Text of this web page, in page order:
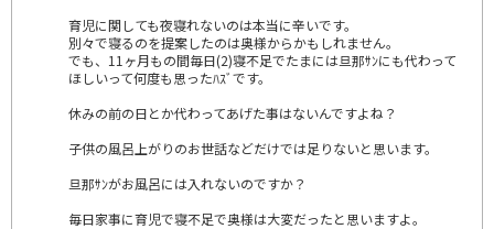
育児に関しても夜寝れないのは本当に辛いです。
別々で寝るのを提案したのは奥様からかもしれません。
でも、11ヶ月もの間毎日(2)寝不足でたまには旦那ｻﾝにも代わって
ほしいって何度も思ったﾊｽﾞです。
休みの前の日とか代わってあげた事はないんですよね？
子供の風呂上がりのお世話などだけでは足りないと思います。
旦那ｻﾝがお風呂には入れないのですか？
毎日家事に育児で寝不足で奥様は大変だったと思いますよ。